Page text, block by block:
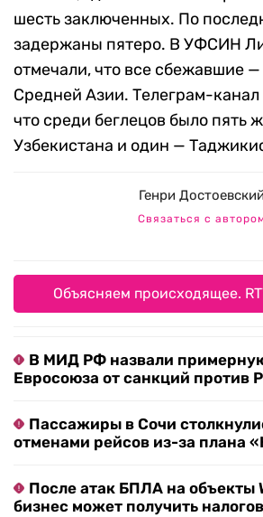
шесть заключенных. По
задержаны пятеро. В УФСИН
отмечали, что все сбежавшие
Средней Азии. Телеграм-канал
что среди беглецов было пять
Узбекистана и один —
Генри Достоевский
Связаться с
Объясняем происходящее.
В МИД РФ назвали
Евросоюза от санкций против
Пассажиры в Сочи
отменами рейсов из-за плана
После атак БПЛА на объекты
бизнес может получить